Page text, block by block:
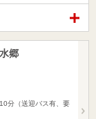
郷
分（送迎バス有、要